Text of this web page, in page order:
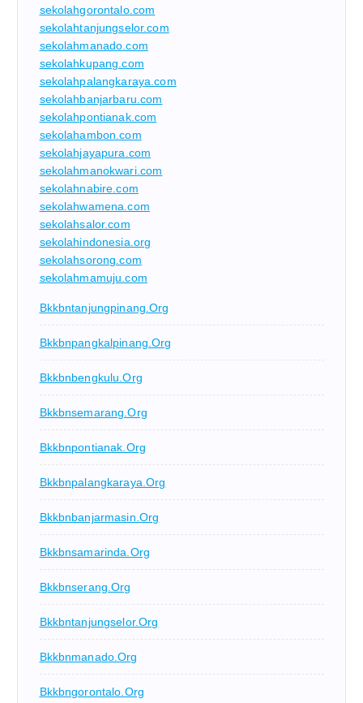
sekolahgorontalo.com
sekolahtanjungselor.com
sekolahmanado.com
sekolahkupang.com
sekolahpalangkaraya.com
sekolahbanjarbaru.com
sekolahpontianak.com
sekolahambon.com
sekolahjayapura.com
sekolahmanokwari.com
sekolahnabire.com
sekolahwamena.com
sekolahsalor.com
sekolahindonesia.org
sekolahsorong.com
sekolahmamuju.com
Bkkbntanjungpinang.org
Bkkbnpangkalpinang.org
Bkkbnbengkulu.org
Bkkbnsemarang.org
Bkkbnpontianak.org
Bkkbnpalangkaraya.org
Bkkbnbanjarmasin.org
Bkkbnsamarinda.org
Bkkbnserang.org
Bkkbntanjungselor.org
Bkkbnmanado.org
Bkkbngorontalo.org